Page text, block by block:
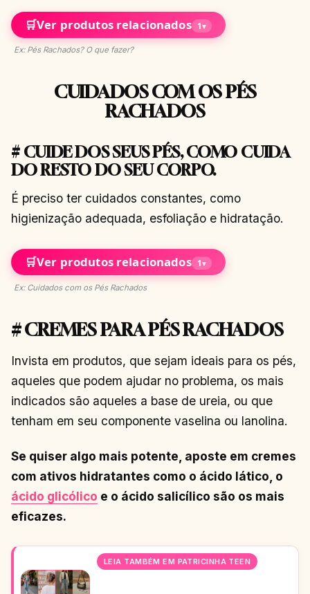
🛒Ver produtos relacionados 1▾
Ex: Pés Rachados? O que fazer?
CUIDADOS COM OS PÉS
RACHADOS
# CUIDE DOS SEUS PÉS, COMO CUIDA
DO RESTO DO SEU CORPO.
É preciso ter cuidados constantes, como
higienização adequada, esfoliação e hidratação.
🛒Ver produtos relacionados 1▾
Ex: Cuidados com os Pés Rachados
# CREMES PARA PÉS RACHADOS
Invista em produtos, que sejam ideais para os pés,
aqueles que podem ajudar no problema, os mais
indicados são aqueles a base de ureia, ou que
tenham em seu componente vaselina ou lanolina.
Se quiser algo mais potente, aposte em cremes
com ativos hidratantes como o ácido lático, o
ácido glicólico e o ácido salicílico são os mais
eficazes.
LEIA TAMBÉM EM PATRICINHA TEEN